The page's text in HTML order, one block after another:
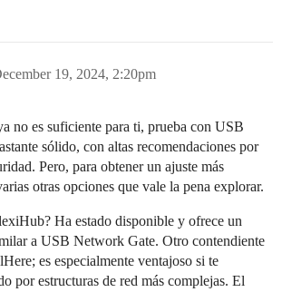
19, 2024, 2:20pm
no es suficiente para ti, prueba con USB
sólido, con altas recomendaciones por
Pero, para obtener un ajuste más
otras opciones que vale la pena explorar.
Ha estado disponible y ofrece un
a USB Network Gate. Otro contendiente
es especialmente ventajoso si te
por estructuras de red más complejas. El